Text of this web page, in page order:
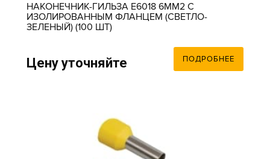
НАКОНЕЧНИК-ГИЛЬЗА Е6018 6ММ2 С
ИЗОЛИРОВАННЫМ ФЛАНЦЕМ (СВЕТЛО-
ЗЕЛЕНЫЙ) (100 ШТ)
Цену уточняйте ПОДРОБНЕЕ